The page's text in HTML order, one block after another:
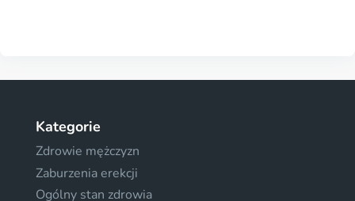
Kategorie
Zdrowie mężczyzn
Zaburzenia erekcji
Ogólny stan zdrowia